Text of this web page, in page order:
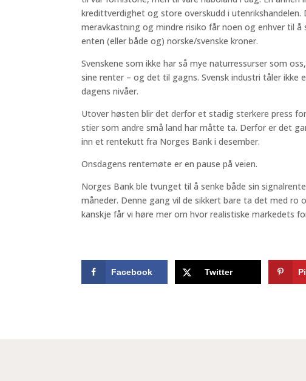
kredittverdighet og store overskudd i utenrikshandelen.
meravkastning og mindre risiko får noen og enhver til å
enten (eller både og) norske/svenske kroner.
Svenskene som ikke har så mye naturressurser som
sine renter – og det til gagns. Svensk industri tåler ikke
dagens nivåer.
Utover høsten blir det derfor et stadig sterkere press
stier som andre små land har måtte ta. Derfor er det
inn et rentekutt fra Norges Bank i desember.
Onsdagens rentemøte er en pause på veien.
Norges Bank ble tvunget til å senke både sin
måneder. Denne gang vil de sikkert bare ta det med ro
kanskje får vi høre mer om hvor realistiske markedets
Facebook Twitter